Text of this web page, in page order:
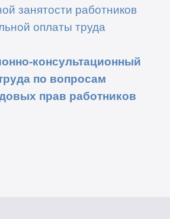
занятости работников
оплаты труда
консультационный
по вопросам
прав работников